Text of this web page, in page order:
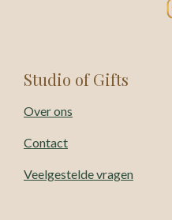
Studio of Gifts
Over ons
Contact
Veelgestelde vragen